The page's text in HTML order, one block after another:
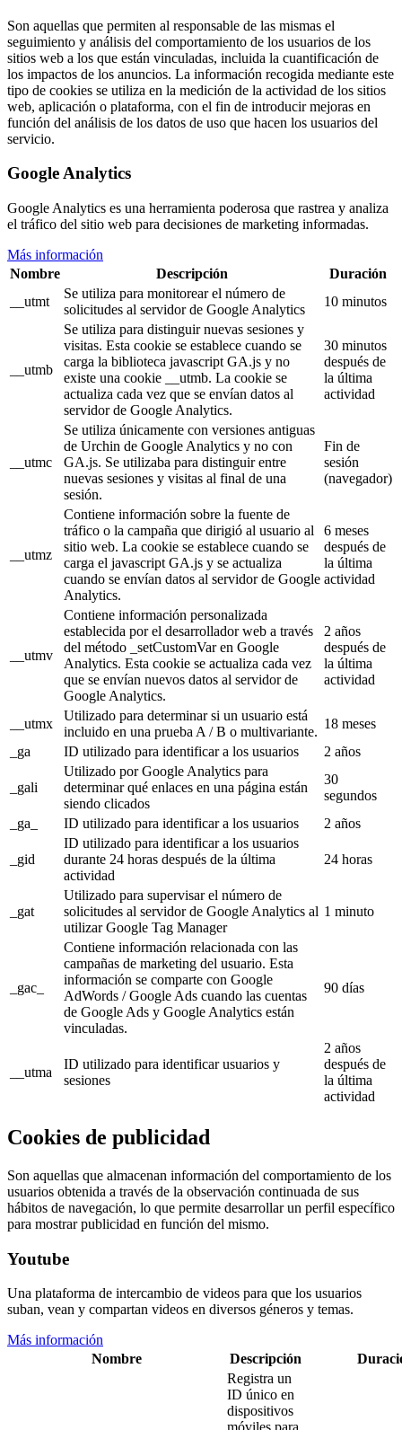
Son aquellas que permiten al responsable de las mismas el
seguimiento y análisis del comportamiento de los usuarios de los
sitios web a los que están vinculadas, incluida la cuantificación de
los impactos de los anuncios. La información recogida mediante este
tipo de cookies se utiliza en la medición de la actividad de los sitios
web, aplicación o plataforma, con el fin de introducir mejoras en
función del análisis de los datos de uso que hacen los usuarios del
servicio.
Google Analytics
Google Analytics es una herramienta poderosa que rastrea y analiza
el tráfico del sitio web para decisiones de marketing informadas.
Más información
Nombre
Descripción
Duración
__utmt
Se utiliza para monitorear el número de
solicitudes al servidor de Google Analytics
10 minutos
__utmb
Se utiliza para distinguir nuevas sesiones y
visitas. Esta cookie se establece cuando se
carga la biblioteca javascript GA.js y no
existe una cookie __utmb. La cookie se
actualiza cada vez que se envían datos al
servidor de Google Analytics.
30 minutos
después de
la última
actividad
__utmc
Se utiliza únicamente con versiones antiguas
de Urchin de Google Analytics y no con
GA.js. Se utilizaba para distinguir entre
nuevas sesiones y visitas al final de una
sesión.
Fin de
sesión
(navegador)
__utmz
Contiene información sobre la fuente de
tráfico o la campaña que dirigió al usuario al
sitio web. La cookie se establece cuando se
carga el javascript GA.js y se actualiza
cuando se envían datos al servidor de Google
Analytics.
6 meses
después de
la última
actividad
__utmv
Contiene información personalizada
establecida por el desarrollador web a través
del método _setCustomVar en Google
Analytics. Esta cookie se actualiza cada vez
que se envían nuevos datos al servidor de
Google Analytics.
2 años
después de
la última
actividad
__utmx
Utilizado para determinar si un usuario está
incluido en una prueba A / B o multivariante.
18 meses
_ga
ID utilizado para identificar a los usuarios 2 años
_gali
Utilizado por Google Analytics para
determinar qué enlaces en una página están
siendo clicados
30
segundos
_ga_
ID utilizado para identificar a los usuarios 2 años
_gid
ID utilizado para identificar a los usuarios
durante 24 horas después de la última
actividad
24 horas
_gat
Utilizado para supervisar el número de
solicitudes al servidor de Google Analytics al
utilizar Google Tag Manager
1 minuto
_gac_
Contiene información relacionada con las
campañas de marketing del usuario. Esta
información se comparte con Google
AdWords / Google Ads cuando las cuentas
de Google Ads y Google Analytics están
vinculadas.
90 días
__utma
ID utilizado para identificar usuarios y
sesiones
2 años
después de
la última
actividad
Cookies de publicidad
Son aquellas que almacenan información del comportamiento de los
usuarios obtenida a través de la observación continuada de sus
hábitos de navegación, lo que permite desarrollar un perfil específico
para mostrar publicidad en función del mismo.
Youtube
Una plataforma de intercambio de videos para que los usuarios
suban, vean y compartan videos en diversos géneros y temas.
Más información
Nombre
Descripción
Registra un
ID único en
dispositivos